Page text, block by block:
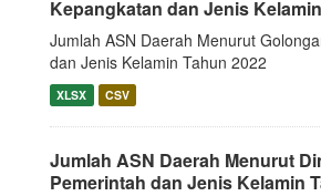
Kepangkatan dan Jenis
Jumlah ASN Daerah Menurut
dan Jenis Kelamin Tahun 2022
XLSX CSV
Jumlah ASN Daerah Menurut
Pemerintah dan Jenis Kelamin